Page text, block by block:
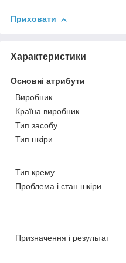
Приховати
Характеристики
Основні атрибути
Виробник
Країна виробник
Тип засобу
Тип шкіри
Тип крему
Проблема і стан шкіри
Призначення і результат